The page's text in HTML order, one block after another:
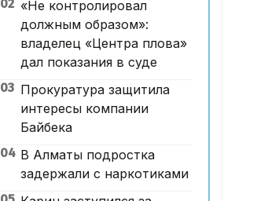
бөлінді
12:00, 07 Тамыз 2026
Футболдан ұлттық құраманы
Грекия мен Арменияның
бұрынғы бас бапкері
басқаруы мүмкін
11:54, 07 Тамыз 2026
жұбайын таяқпен ұрып
өлтірген ер адамға үкім
шықты
02 «Не контролировал
должным образом»:
владелец «Центра плова»
дал показания в суде
03 Прокуратура защитила
интересы компании
Байбека
04 В Алматы подростка
задержали с наркотиками